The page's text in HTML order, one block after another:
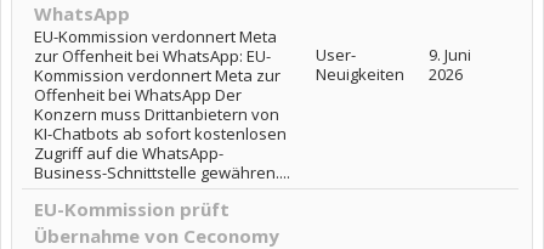
WhatsApp
EU-Kommission verdonnert Meta
zur Offenheit bei WhatsApp: EU-
Kommission verdonnert Meta zur
Offenheit bei WhatsApp Der
Konzern muss Drittanbietern von
KI-Chatbots ab sofort kostenlosen
Zugriff auf die WhatsApp-
Business-Schnittstelle gewähren....
User-
Neuigkeiten
9. Juni
2026
EU-Kommission prüft
Übernahme von Ceconomy